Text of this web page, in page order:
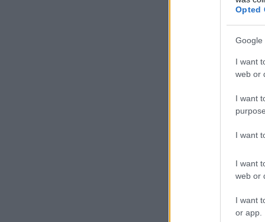
Opted
Google
I want
web or
I want
I want
I want
web or
I want
or app.